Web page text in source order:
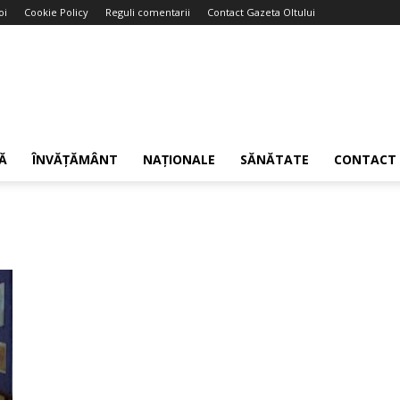
Cookie Policy Reguli comentarii Contact Gazeta Oltului
ÎNVĂȚĂMÂNT NAȚIONALE SĂNĂTATE CONTACT